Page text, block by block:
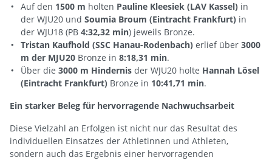
Auf den 1500 m holten Pauline Kleesiek (LAV Kassel) in
der WJU20 undSoumia Broum (Eintracht Frankfurt) in
der WJU18 (PB4:32,32 min) jeweils Bronze.
Tristan Kaufhold (SSC Hanau-Rodenbach) erlief über3000
m der MJU20 Bronze in8:18,31 min.
Über die3000 m Hindernis der WJU20 holte Hannah Lösel
(Eintracht Frankfurt) Bronze in 10:41,71 min.
Ein starker Beleg für hervorragende Nachwuchsarbeit
Diese Vielzahl an Erfolgen ist nicht nur das Resultat des
individuellen Einsatzes der Athletinnen und Athleten,
sondern auch das Ergebnis einer hervorragenden